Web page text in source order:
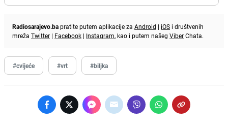
Radiosarajevo.bapratite putem aplikacije za Android | iOS i društvenih
mreža Twitter | Facebook | Instagram, kao i putem našeg ViberChata.
#cvijeće #vrt #biljka